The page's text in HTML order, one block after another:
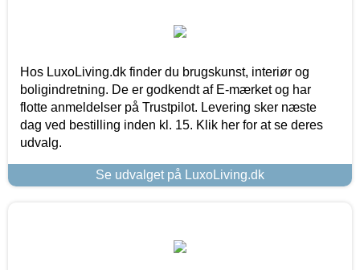
Hos LuxoLiving.dk finder du brugskunst, interiør og
boligindretning. De er godkendt af E-mærket og har
flotte anmeldelser på Trustpilot. Levering sker næste
dag ved bestilling inden kl. 15. Klik her for at se deres
udvalg.
Se udvalget på LuxoLiving.dk